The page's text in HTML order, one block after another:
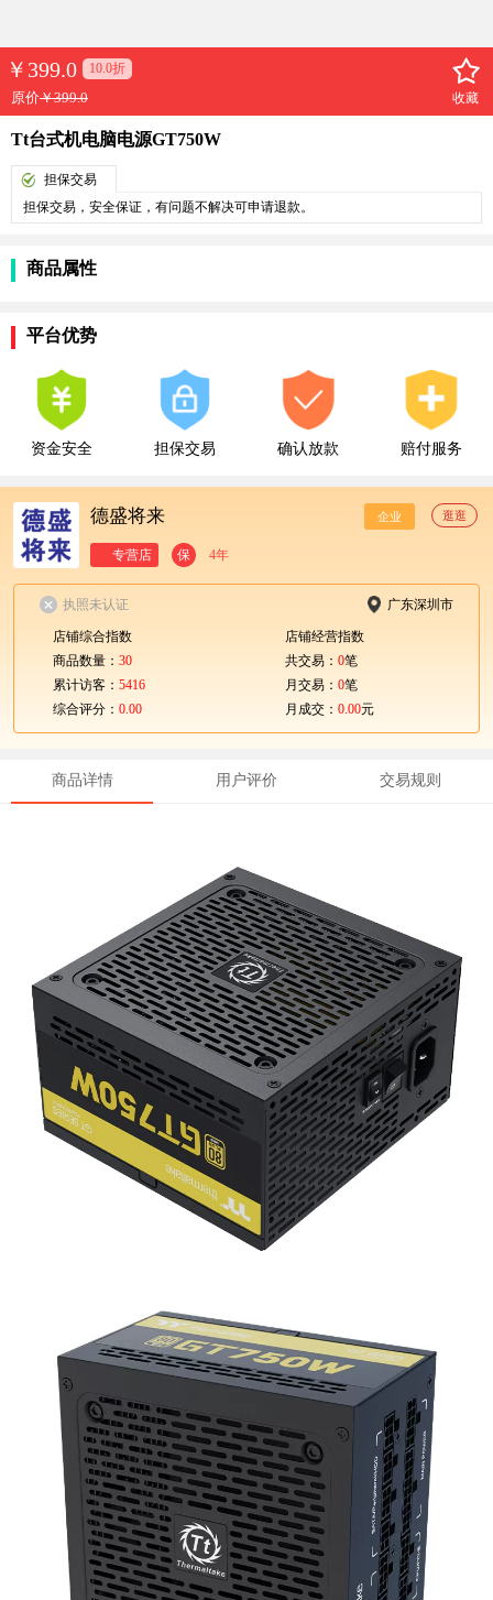
￥ 399.0 10.0折
原价￥399.0 收藏
Tt台式机电脑电源GT750W
担保交易
担保交易，安全保证，有问题不解决可申请退款。
商品属性
平台优势
资金安全 担保交易 确认放款 赔付服务
德盛将来 企业 逛逛
专营店 保 4年
执照未认证 广东深圳市
店铺综合指数
商品数量： 30
累计访客： 5416
综合评分： 0.00
店铺经营指数
共交易： 0笔
月交易： 0笔
月成交： 0.00元
商品详情 用户评价 交易规则